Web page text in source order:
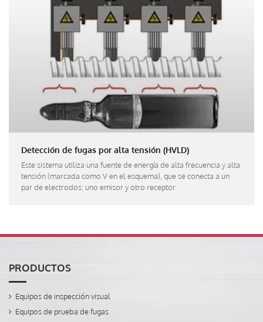
Detección de fugas por alta tensión (HVLD)
Este sistema utiliza una fuente de energía de alta frecuencia y alta
tensión (marcada como V en el esquema), que se conecta a un
par de electrodos: uno emisor y otro receptor.
PRODUCTOS
Equipos de inspección visual
Equipos de prueba de fugas